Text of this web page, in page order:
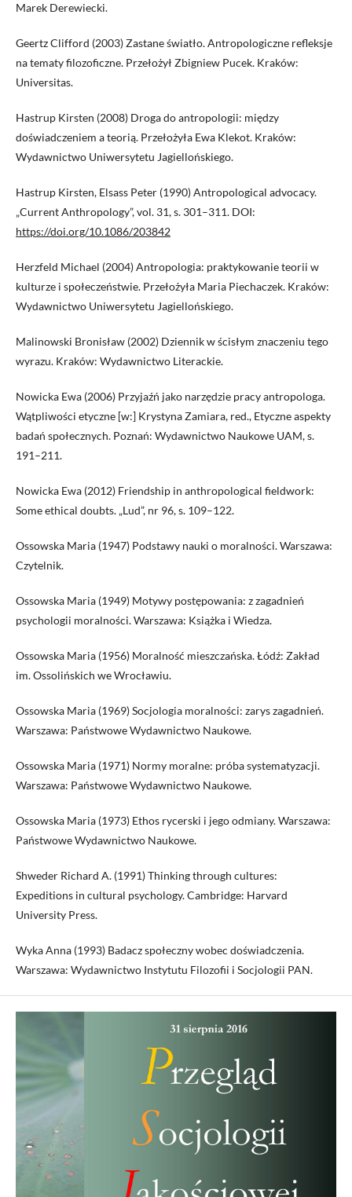
Marek Derewiecki.
Geertz Clifford (2003) Zastane światło. Antropologiczne refleksje
na tematy filozoficzne. Przełożył Zbigniew Pucek. Kraków:
Universitas.
Hastrup Kirsten (2008) Droga do antropologii: między
doświadczeniem a teorią. Przełożyła Ewa Klekot. Kraków:
Wydawnictwo Uniwersytetu Jagiellońskiego.
Hastrup Kirsten, Elsass Peter (1990) Antropological advocacy.
„Current Anthropology”, vol. 31, s. 301–311. DOI:
https://doi.org/10.1086/203842
Herzfeld Michael (2004) Antropologia: praktykowanie teorii w
kulturze i społeczeństwie. Przełożyła Maria Piechaczek. Kraków:
Wydawnictwo Uniwersytetu Jagiellońskiego.
Malinowski Bronisław (2002) Dziennik w ścisłym znaczeniu tego
wyrazu. Kraków: Wydawnictwo Literackie.
Nowicka Ewa (2006) Przyjaźń jako narzędzie pracy antropologa.
Wątpliwości etyczne [w:] Krystyna Zamiara, red., Etyczne aspekty
badań społecznych. Poznań: Wydawnictwo Naukowe UAM, s.
191–211.
Nowicka Ewa (2012) Friendship in anthropological fieldwork:
Some ethical doubts. „Lud”, nr 96, s. 109–122.
Ossowska Maria (1947) Podstawy nauki o moralności. Warszawa:
Czytelnik.
Ossowska Maria (1949) Motywy postępowania: z zagadnień
psychologii moralności. Warszawa: Książka i Wiedza.
Ossowska Maria (1956) Moralność mieszczańska. Łódź: Zakład
im. Ossolińskich we Wrocławiu.
Ossowska Maria (1969) Socjologia moralności: zarys zagadnień.
Warszawa: Państwowe Wydawnictwo Naukowe.
Ossowska Maria (1971) Normy moralne: próba systematyzacji.
Warszawa: Państwowe Wydawnictwo Naukowe.
Ossowska Maria (1973) Ethos rycerski i jego odmiany. Warszawa:
Państwowe Wydawnictwo Naukowe.
Shweder Richard A. (1991) Thinking through cultures:
Expeditions in cultural psychology. Cambridge: Harvard
University Press.
Wyka Anna (1993) Badacz społeczny wobec doświadczenia.
Warszawa: Wydawnictwo Instytutu Filozofii i Socjologii PAN.